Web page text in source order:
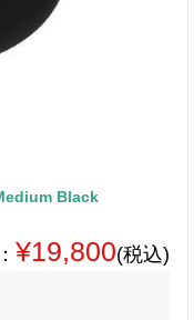
Black
¥19,800(税込)